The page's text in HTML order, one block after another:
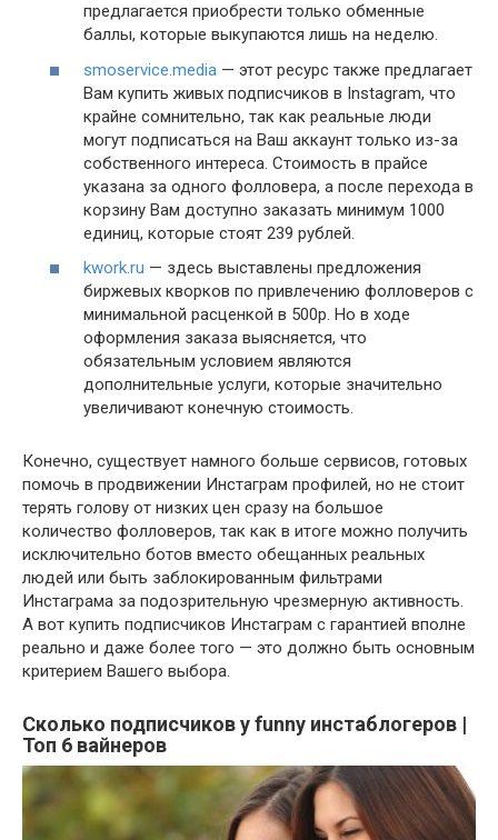
предлагается приобрести только обменные
баллы, которые выкупаются лишь на неделю.
smoservice.media — этот ресурс также предлагает
Вам купить живых подписчиков в Instagram, что
крайне сомнительно, так как реальные люди
могут подписаться на Ваш аккаунт только из-за
собственного интереса. Стоимость в прайсе
указана за одного фолловера, а после перехода в
корзину Вам доступно заказать минимум 1000
единиц, которые стоят 239 рублей.
kwork.ru — здесь выставлены предложения
биржевых кворков по привлечению фолловеров с
минимальной расценкой в 500р. Но в ходе
оформления заказа выясняется, что
обязательным условием являются
дополнительные услуги, которые значительно
увеличивают конечную стоимость.
Конечно, существует намного больше сервисов, готовых
помочь в продвижении Инстаграм профилей, но не стоит
терять голову от низких цен сразу на большое
количество фолловеров, так как в итоге можно получить
исключительно ботов вместо обещанных реальных
людей или быть заблокированным фильтрами
Инстаграма за подозрительную чрезмерную активность.
А вот купить подписчиков Инстаграм с гарантией вполне
реально и даже более того — это должно быть основным
критерием Вашего выбора.
Сколько подписчиков у funny инстаблогеров |
Топ 6 вайнеров